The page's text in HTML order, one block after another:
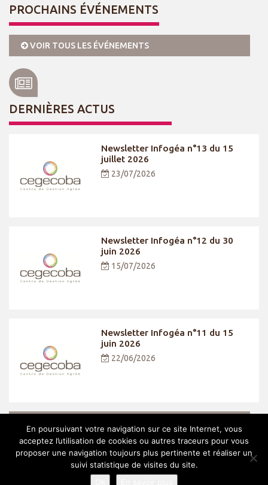
PROCHAINS ÉVÉNEMENTS
VOIR TOUS LES ÉVÉNEMENTS
DERNIÈRES ACTUS
Newsletter Infogéa n°13 du 15
juillet 2026
23/07/2026
Newsletter Infogéa n°12 du 30
juin 2026
15/07/2026
Newsletter Infogéa n°11 du 15
juin 2026
22/06/2026
Contact Plan du site Mentions légales
En poursuivant votre navigation sur ce site Internet, vous
acceptez l’utilisation de cookies ou autres traceurs pour vous
proposer une navigation toujours plus pertinente et réaliser un
suivi statistique de visites du site.